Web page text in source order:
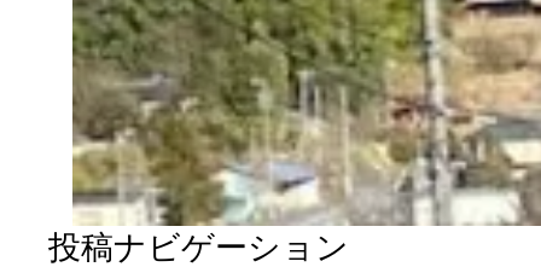
投稿ナビゲーション